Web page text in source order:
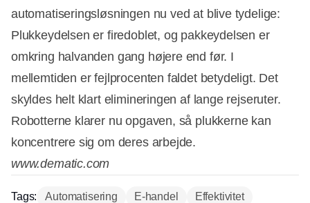
automatiseringsløsningen nu ved at blive tydelige:
Plukkeydelsen er firedoblet, og pakkeydelsen er
omkring halvanden gang højere end før. I
mellemtiden er fejlprocenten faldet betydeligt. Det
skyldes helt klart elimineringen af lange rejseruter.
Robotterne klarer nu opgaven, så plukkerne kan
koncentrere sig om deres arbejde.
www.dematic.com
Tags: Automatisering E-handel Effektivitet